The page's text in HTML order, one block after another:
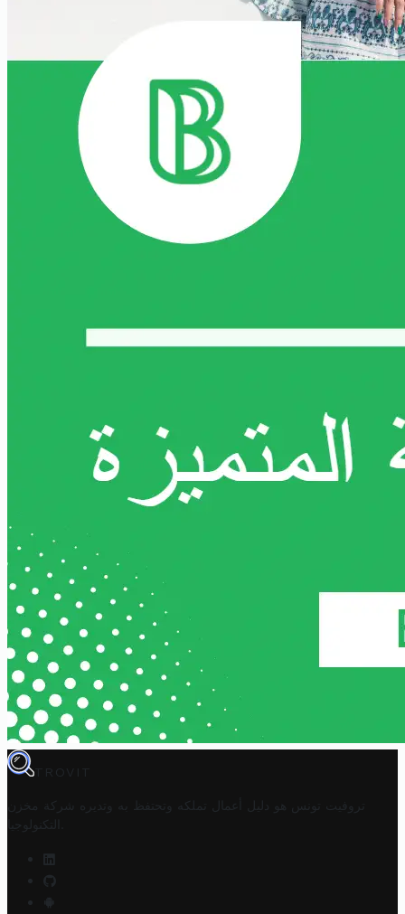
TROVIT
تروفيت تونس هو دليل أعمال تملكه وتحتفظ به وتديره
شركة مخزن
التكنولوجيا